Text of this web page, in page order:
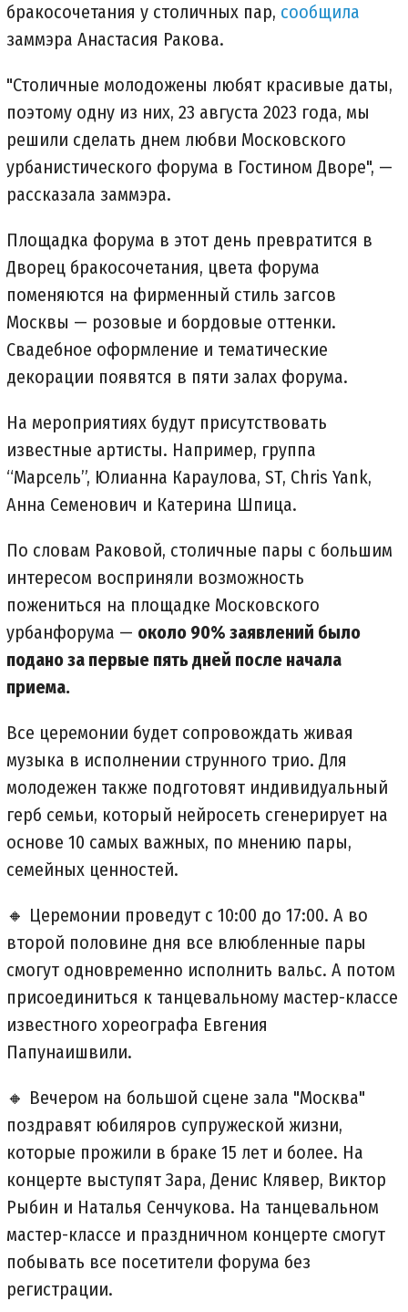
бракосочетания у столичных пар, сообщила
заммэра Анастасия Ракова.
"Столичные молодожены любят красивые даты,
поэтому одну из них, 23 августа 2023 года, мы
решили сделать днем любви Московского
урбанистического форума в Гостином Дворе", —
рассказала заммэра.
Площадка форума в этот день превратится в
Дворец бракосочетания, цвета форума
поменяются на фирменный стиль загсов
Москвы — розовые и бордовые оттенки.
Свадебное оформление и тематические
декорации появятся в пяти залах форума.
На мероприятиях будут присутствовать
известные артисты. Например, группа
“Марсель”, Юлианна Караулова, ST, Chris Yank,
Анна Семенович и Катерина Шпица.
По словам Раковой, столичные пары с большим
интересом восприняли возможность
пожениться на площадке Московского
урбанфорума — около 90% заявлений было
подано за первые пять дней после начала
приема.
Все церемонии будет сопровождать живая
музыка в исполнении струнного трио. Для
молодежен также подготовят индивидуальный
герб семьи, который нейросеть сгенерирует на
основе 10 самых важных, по мнению пары,
семейных ценностей.
🔸 Церемонии проведут с 10:00 до 17:00. А во
второй половине дня все влюбленные пары
смогут одновременно исполнить вальс. А потом
присоединиться к танцевальному мастер-классе
известного хореографа Евгения
Папунаишвили.
🔸 Вечером на большой сцене зала "Москва"
поздравят юбиляров супружеской жизни,
которые прожили в браке 15 лет и более. На
концерте выступят Зара, Денис Клявер, Виктор
Рыбин и Наталья Сенчукова. На танцевальном
мастер-классе и праздничном концерте смогут
побывать все посетители форума без
регистрации.